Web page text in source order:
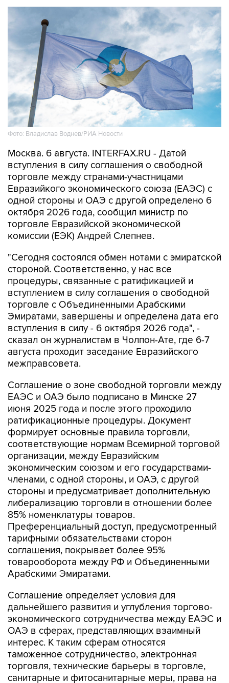
Фото: Владислав Воднев/РИА Новости
Москва. 6 августа. INTERFAX.RU - Датой
вступления в силу соглашения о свободной
торговле между странами-участницами
Евразийкого экономического союза (ЕАЭС) с
одной стороны и ОАЭ с другой определено 6
октября 2026 года, сообщил министр по
торговле Евразийской экономической
комиссии (ЕЭК) Андрей Слепнев.
"Сегодня состоялся обмен нотами с эмиратской
стороной. Соответственно, у нас все
процедуры, связанные с ратификацией и
вступлением в силу соглашения о свободной
торговле с Объединенными Арабскими
Эмиратами, завершены и определена дата его
вступления в силу - 6 октября 2026 года", -
сказал он журналистам в Чолпон-Ате, где 6-7
августа проходит заседание Евразийского
межправсовета.
Соглашение о зоне свободной торговли между
ЕАЭС и ОАЭ было подписано в Минске 27
июня 2025 года и после этого проходило
ратификационные процедуры. Документ
формирует основные правила торговли,
соответствующие нормам Всемирной торговой
организации, между Евразийским
экономическим союзом и его государствами-
членами, с одной стороны, и ОАЭ, с другой
стороны и предусматривает дополнительную
либерализацию торговли в отношении более
85% номенклатуры товаров.
Преференциальный доступ, предусмотренный
тарифными обязательствами сторон
соглашения, покрывает более 95%
товарооборота между РФ и Объединенными
Арабскими Эмиратами.
Соглашение определяет условия для
дальнейшего развития и углубления торгово-
экономического сотрудничества между ЕАЭС и
ОАЭ в сферах, представляющих взаимный
интерес. К таким сферам относятся
таможенное сотрудничество, электронная
торговля, технические барьеры в торговле,
санитарные и фитосанитарные меры, права на